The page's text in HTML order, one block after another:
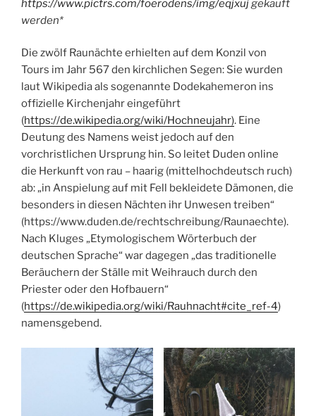
https://www.pictrs.com/foerodens/img/eqjxujgekauft
werden*
Die zwölf Raunächte erhielten auf dem Konzil von
Tours im Jahr 567 den kirchlichen Segen: Sie wurden
laut Wikipedia als sogenannte Dodekahemeron ins
offizielle Kirchenjahr eingeführt
(https://de.wikipedia.org/wiki/Hochneujahr). Eine
Deutung des Namens weist jedoch auf den
vorchristlichen Ursprung hin. So leitet Duden online
die Herkunft von rau – haarig (mittelhochdeutsch ruch)
ab: „in Anspielung auf mit Fell bekleidete Dämonen, die
besonders in diesen Nächten ihr Unwesen treiben“
(https://www.duden.de/rechtschreibung/Raunaechte).
Nach Kluges „Etymologischem Wörterbuch der
deutschen Sprache“ war dagegen „das traditionelle
Beräuchern der Ställe mit Weihrauch durch den
Priester oder den Hofbauern“
(https://de.wikipedia.org/wiki/Rauhnacht#cite_ref-4)
namensgebend.